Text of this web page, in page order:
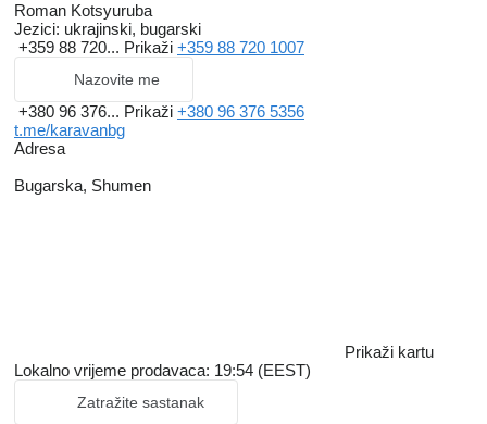
Roman Kotsyuruba
Jezici: ukrajinski, bugarski
+359 88 720... Prikaži +359 88 720 1007
Nazovite me
+380 96 376... Prikaži +380 96 376 5356
t.me/karavanbg
Adresa
Bugarska, Shumen
Prikaži kartu
Lokalno vrijeme prodavaca: 19:54 (EEST)
Zatražite sastanak